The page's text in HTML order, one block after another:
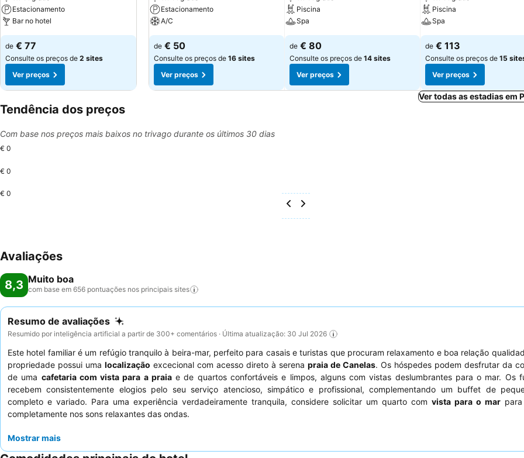
Estacionamento
Bar no hotel
de € 77
Consulte os preços de 2 sites
Ver preços
Estacionamento
A/C
de € 50
Consulte os preços de 16 sites
Ver preços
Piscina
Spa
de € 80
Consulte os preços de 14 sites
Ver preços
Piscina
Spa
de € 113
Consulte os preços de 15
Ver preços
Ver todas as estadias em
Tendência dos preços
Com base nos preços mais baixos no trivago durante os últimos 30 dias
€ 0
€ 0
€ 0
Avaliações
8,3 Muito boa
com base em 656 pontuações nos principais sites
Resumo de avaliações
Resumido por inteligência artificial a partir de 300+ comentários · Última atualização: 30 Jul 2026
Este hotel familiar é um refúgio tranquilo à beira-mar, perfeito para casais e turistas que procuram relaxamento e boa relação
propriedade possui uma localização excecional com acesso direto à serena praia de Canelas. Os hóspedes podem desfrutar da
de uma cafetaria com vista para a praiae de quartos confortáveis e limpos, alguns com vistas deslumbrantes para o mar. Os
recebem consistentemente elogios pelo seu serviço atencioso, simpático e profissional, complementando um buffet de
completo e variado. Para uma experiência verdadeiramente tranquila, considere solicitar um quarto com vista para o mar
completamente nos sons relaxantes das ondas.
Mostrar mais